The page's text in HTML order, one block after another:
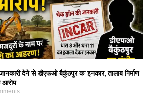
देने से डीएफओ बैकुंठपुर का इनकार, तालाब निर्माण
आरोप